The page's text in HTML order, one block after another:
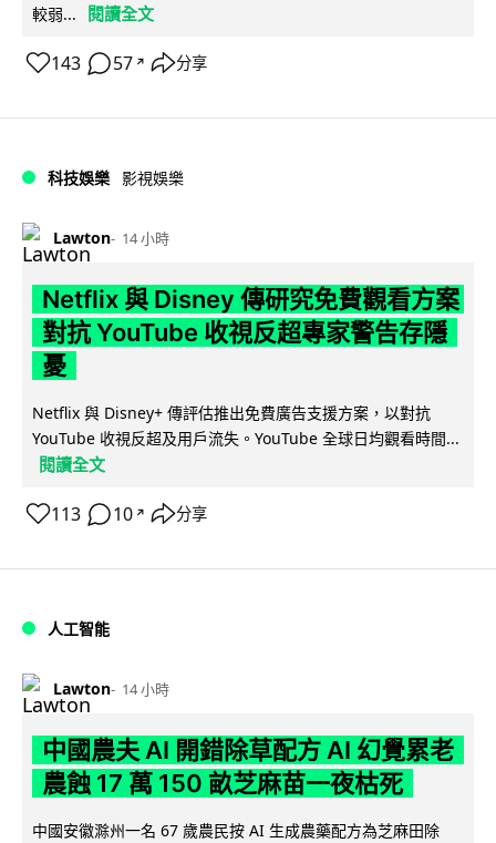
較弱...
閱讀全文
143 57 ↗ 分享
科技娛樂 影視娛樂
Lawton 14 小時
Netflix 與 Disney 傳研究免費觀看方案
對抗 YouTube 收視反超專家警告存隱
憂
Netflix 與 Disney+ 傳評估推出免費廣告支援方案，以對抗
YouTube 收視反超及用戶流失。YouTube 全球日均觀看時間...
閱讀全文
113 10 ↗ 分享
人工智能
Lawton 14 小時
中國農夫 AI 開錯除草配方 AI 幻覺累老
農蝕 17 萬 150 畝芝麻苗一夜枯死
中國安徽滁州一名 67 歲農民按 AI 生成農藥配方為芝麻田除